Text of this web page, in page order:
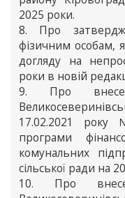
2025 роки.
8. Про
фізичним особам,
догляду на
роки в новій
9. Про
17.02.2021
програми
комунальних
сільської ради на
10. Про